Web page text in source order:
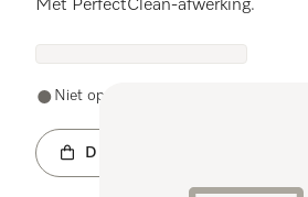
Met PerfectClean-afwerking.
Niet op voorraad
DEALER ZOEKEN